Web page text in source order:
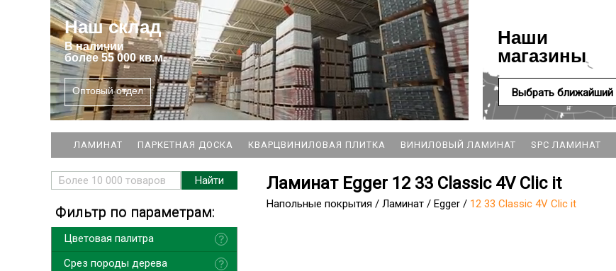
Наш склад
Вналичии
более 55 000 кв.м.
Оптовый отдел
Наши
магазины
Выбрать ближайший
ЛАМИНАТ ПАРКЕТНАЯ ДОСКА КВАРЦВИНИЛОВАЯ ПЛИТКА ВИНИЛОВЫЙ ЛАМИНАТ SPC ЛАМИНАТ
Ламинат Egger 12 33 Classic 4V Clic it
Напольные покрытия / Ламинат / Egger / 12 33 Classic 4V Clic it
Фильтр по параметрам:
Цветовая палитра
Срез породы дерева